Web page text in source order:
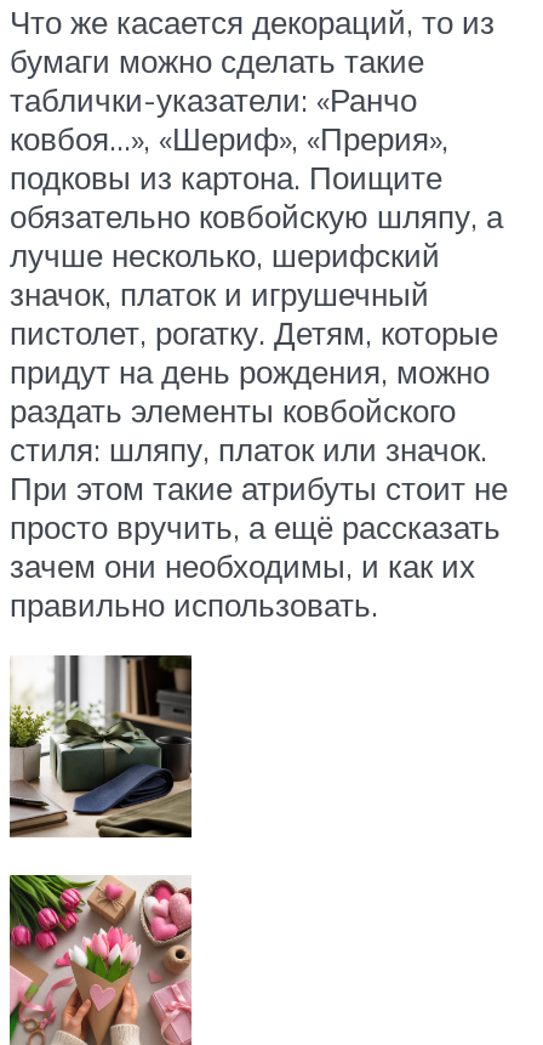
Что же касается декораций, то из
бумаги можно сделать такие
таблички-указатели: «Ранчо
ковбоя…», «Шериф», «Прерия»,
подковы из картона. Поищите
обязательно ковбойскую шляпу, а
лучше несколько, шерифский
значок, платок и игрушечный
пистолет, рогатку. Детям, которые
придут на день рождения, можно
раздать элементы ковбойского
стиля: шляпу, платок или значок.
При этом такие атрибуты стоит не
просто вручить, а ещё рассказать
зачем они необходимы, и как их
правильно использовать.